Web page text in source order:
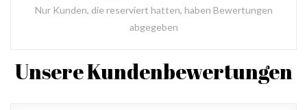
Unsere Kundenbewertungen
Nur Kunden, die reserviert hatten, haben Bewertungen
abgegeben